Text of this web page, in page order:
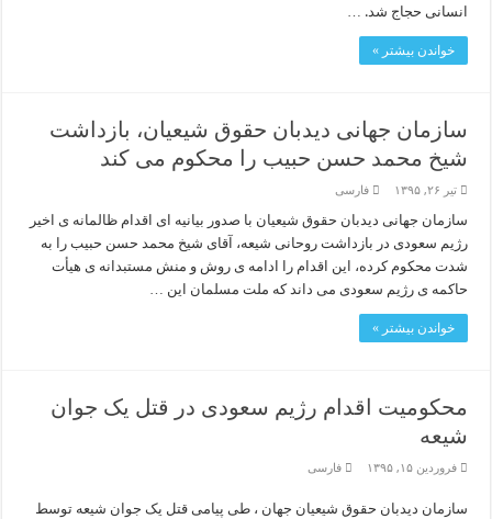
انسانی حجاج شد. …
خواندن بیشتر »
سازمان جهانی دیدبان حقوق شیعیان، بازداشت
شیخ محمد حسن حبیب را محکوم می کند
تیر ۲۶, ۱۳۹۵ فارسی
سازمان جهانی دیدبان حقوق شیعیان با صدور بیانیه ای اقدام ظالمانه ی اخیر
رژیم سعودی در بازداشت روحانی شیعه، آقای شیخ محمد حسن حبیب را به
شدت محکوم کرده، این اقدام را ادامه ی روش و منش مستبدانه ی هیأت
حاکمه ی رژیم سعودی می داند که ملت مسلمان این …
خواندن بیشتر »
محکومیت اقدام رژیم سعودی در قتل یک جوان
شیعه
فروردین ۱۵, ۱۳۹۵ فارسی
سازمان دیدبان حقوق شیعیان جهان ، طی پیامی قتل یک جوان شیعه توسط